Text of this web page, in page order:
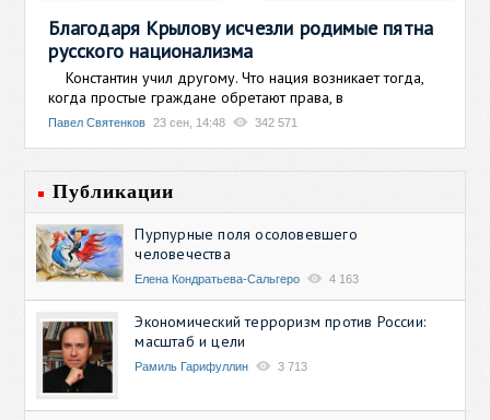
Благодаря Крылову исчезли родимые пятна
русского национализма
Константин учил другому. Что нация возникает тогда,
когда простые граждане обретают права, в
Павел Святенков 23 сен, 14:48 342 571
Публикации
Пурпурные поля осоловевшего
человечества
Елена Кондратьева-Сальгеро 4 163
Экономический терроризм против России:
масштаб и цели
Рамиль Гарифуллин 3 713